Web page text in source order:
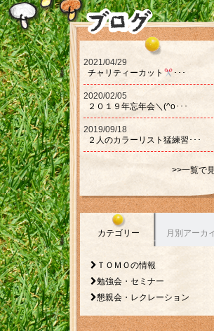
2021/04/29
チャリティーカット‪‪
･･･
2020/02/05
２０１９年忘年会＼(^o･･･
2019/09/18
２人のカラーリスト猛練習･･･
>>一覧で
カテゴリー 月別アーカ
ＴＯＭＯの情報
勉強会・セミナー
懇親会・レクレーション